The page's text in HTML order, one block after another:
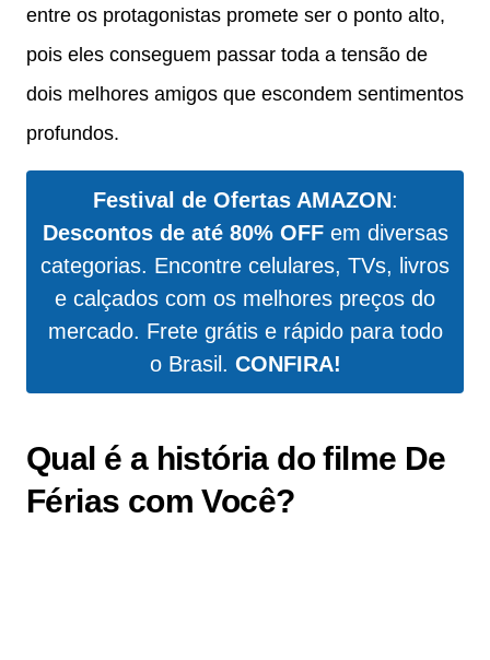
entre os protagonistas promete ser o ponto alto,
pois eles conseguem passar toda a tensão de
dois melhores amigos que escondem sentimentos
profundos.
Festival de Ofertas AMAZON:
Descontos de até 80% OFFem diversas
categorias. Encontre celulares, TVs, livros
e calçados com os melhores preços do
mercado. Frete grátis e rápido para todo
o Brasil. CONFIRA!
Qual é a história do filme De
Férias com Você?